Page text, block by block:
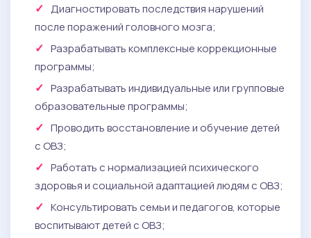
Диагностировать последствия нарушений
после поражений головного мозга;
Разрабатывать комплексные коррекционные
программы;
Разрабатывать индивидуальные или групповые
образовательные программы;
Проводить восстановление и обучение детей
с ОВЗ;
Работать с нормализацией психического
здоровья и социальной адаптацией людям с ОВЗ;
Консультировать семьи и педагогов, которые
воспитывают детей с ОВЗ;